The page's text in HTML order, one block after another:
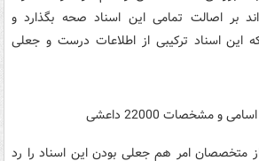
بر اصالت تمامی این اسناد صحه بگذارد و
این اسناد ترکیبی از اطلاعات درست و جعلی
متخصصان امر هم جعلی بودن این اسناد را رد